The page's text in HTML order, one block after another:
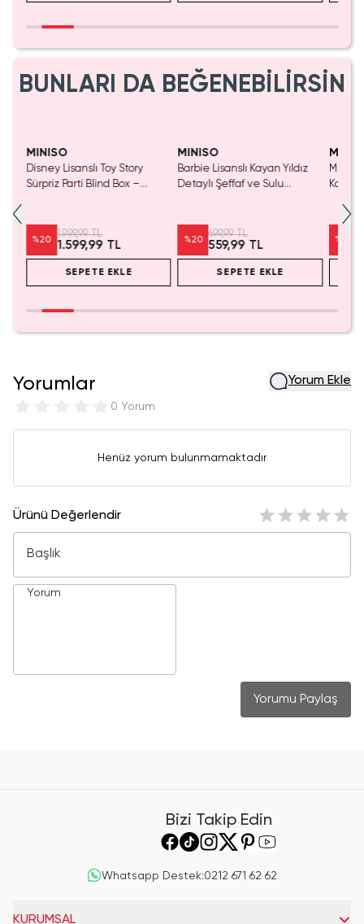
BUNLARI DA BEĞENEBİLİRSİN
MINISO
Disney Lisanslı Toy Story
Sürpriz Parti Blind Box –
%20
1.999,99 TL
1.599,99 TL
SEPETE EKLE
MINISO
Barbie Lisanslı Kayan Yıldız
Detaylı Şeffaf ve Sulu
%20
699,99 TL
559,99 TL
SEPETE EKLE
Miniso
Kalem
%
Yorumlar
0 Yorum
Yorum Ekle
Henüz yorum bulunmamaktadır
Ürünü Değerlendir
Yorumu Paylaş
Bizi Takip Edin
Whatsapp Destek:0212 671 62 62
KURUMSAL